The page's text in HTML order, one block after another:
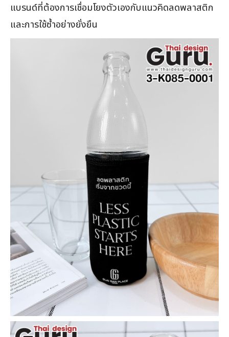
แบรนด์ที่ต้องการเชื่อมโยงตัวเองกับแนวคิดลดพลาสติก
และการใช้ซ้ำอย่างยั่งยืน